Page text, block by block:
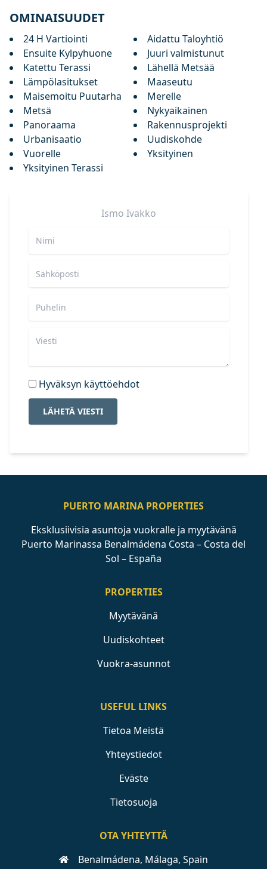
OMINAISUUDET
24 H Vartiointi
Aidattu Taloyhtiö
Ensuite Kylpyhuone
Juuri valmistunut
Katettu Terassi
Lähellä Metsää
Lämpölasitukset
Maaseutu
Maisemoitu Puutarha
Merelle
Metsä
Nykyaikainen
Panoraama
Rakennusprojekti
Urbanisaatio
Uudiskohde
Vuorelle
Yksityinen
Yksityinen Terassi
Ismo Ivakko
Hyväksyn käyttöehdot
LÄHETÄ VIESTI
PUERTO MARINA PROPERTIES
Eksklusiivisia asuntoja vuokralle ja myytävänä
Puerto Marinassa Benalmádena Costa – Costa del
Sol – España
PROPERTIES
Myytävänä
Uudiskohteet
Vuokra-asunnot
USEFUL LINKS
Tietoa Meistä
Yhteystiedot
Eväste
Tietosuoja
OTA YHTEYTTÄ
Benalmádena, Málaga, Spain